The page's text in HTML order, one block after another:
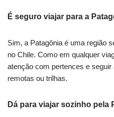
É seguro viajar para a
Sim, a Patagônia é uma região
no Chile. Como em qualquer
atenção com pertences e
remotas ou trilhas.
Dá para viajar sozinho pela